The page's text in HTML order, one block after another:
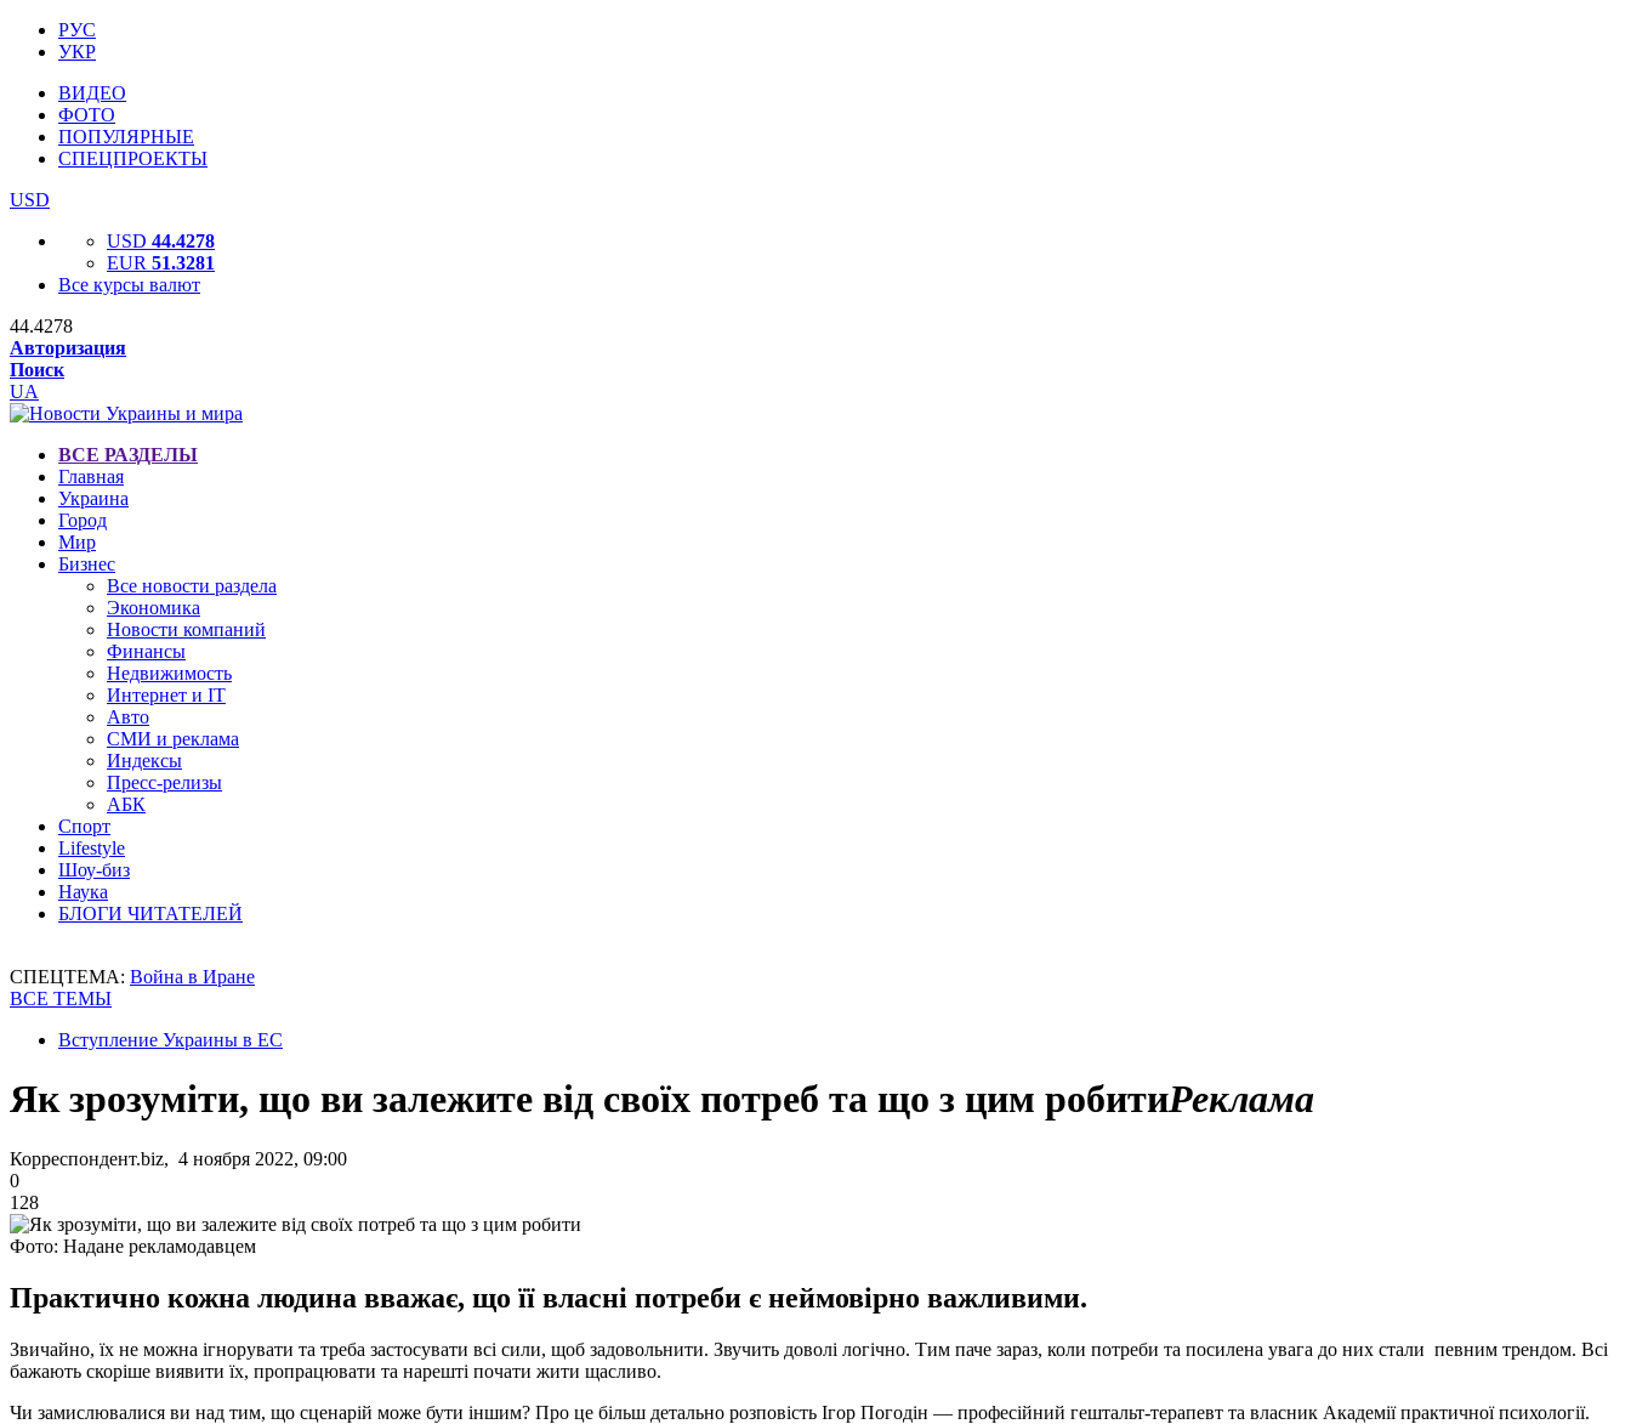
РУС
УКР
ВИДЕО
ФОТО
ПОПУЛЯРНЫЕ
СПЕЦПРОЕКТЫ
USD
USD 44.4278
EUR 51.3281
Все курсы валют
44.4278
Авторизация
Поиск
UA
ВСЕ РАЗДЕЛЫ
Главная
Украина
Город
Мир
Бизнес
Все новости раздела
Экономика
Новости компаний
Финансы
Недвижимость
Интернет и IT
Авто
СМИ и реклама
Индексы
Пресс-релизы
АБК
Спорт
Lifestyle
Шоу-биз
Наука
БЛОГИ ЧИТАТЕЛЕЙ
СПЕЦТЕМА: Война в Иране
ВСЕ ТЕМЫ
Вступление Украины в ЕС
Як зрозуміти, що ви залежите від своїх потреб та що з цим робитиРеклама
Корреспондент.biz, 4 ноября 2022, 09:00
0
128
Фото: Надане рекламодавцем
Практично кожна людина вважає, що її власні потреби є неймовірно важливими.
Звичайно, їх не можна ігнорувати та треба застосувати всі сили, щоб задовольнити. Звучить доволі логічно. Тим паче зараз, коли потреби та посилена увага до них стали певним трендом. Всі
бажають скоріше виявити їх, пропрацювати та нарешті почати жити щасливо.
Чи замислювалися ви над тим, що сценарій може бути іншим? Про це більш детально розповість Ігор Погодін — професійний гештальт-терапевт та власник Академії практичної психології.